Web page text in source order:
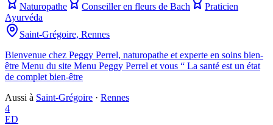
Naturopathe Conseiller en fleurs de Bach
Praticien
Ayurvéda
Saint-Grégoire, Rennes
Bienvenue chez Peggy Perrel, naturopathe et experte en soins bien-
être Menu du site Menu Peggy Perrel et vous “ La santé est un état
de complet bien-être
Aussi à Saint-Grégoire · Rennes
4
ED